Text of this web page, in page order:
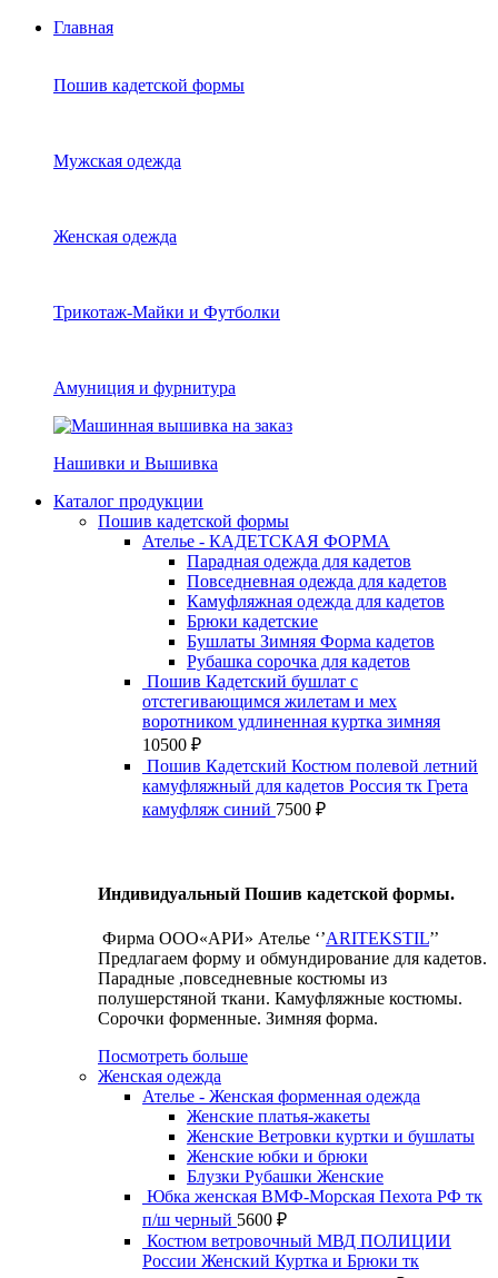
Главная
Пошив кадетской формы
Мужская одежда
Женская одежда
Трикотаж-Майки и Футболки
Амуниция и фурнитура
Нашивки и Вышивка
Каталог продукции
Пошив кадетской формы
Ателье - КАДЕТСКАЯ ФОРМА
Парадная одежда для кадетов
Повседневная одежда для кадетов
Камуфляжная одежда для кадетов
Брюки кадетские
Бушлаты Зимняя Форма кадетов
Рубашка сорочка для кадетов
Пошив Кадетский бушлат с
отстегивающимся жилетам и мех
воротником удлиненная куртка зимняя
10500 ₽
Пошив Кадетский Костюм полевой летний
камуфляжный для кадетов Россия тк Грета
камуфляж синий 7500 ₽
Индивидуальный Пошив кадетской формы.
Фирма ООО«АРИ» Ателье ‘’ARITEKSTIL’’
Предлагаем форму и обмундирование для кадетов.
Парадные ,повседневные костюмы из
полушерстяной ткани. Камуфляжные костюмы.
Сорочки форменные. Зимняя форма.
Посмотреть больше
Женская одежда
Ателье - Женская форменная одежда
Женские платья-жакеты
Женские Ветровки куртки и бушлаты
Женские юбки и брюки
Блузки Рубашки Женские
Юбка женская ВМФ-Морская Пехота РФ тк
п/ш черный 5600 ₽
Костюм ветровочный МВД ПОЛИЦИИ
России Женский Куртка и Брюки тк